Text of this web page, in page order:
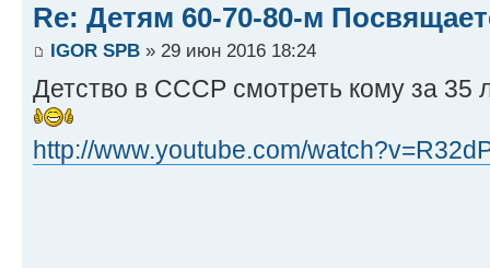
Re: Детям 60-70-80-м
IGOR SPB » 29 июн 2016 18:24
Детство в СССР смотреть кому за 35
http://www.youtube.com/